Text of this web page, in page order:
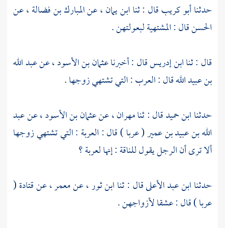
حدثناأبو كريبقال : ثناابن يمان، عنالمبارك بن فضالة، عن
الحسنقال : المشتهية لبعولتهن .
قال : ثناابن إدريسقال : أخبرناعثمان بن الأسود، عنعبد الله
بن عبيد اللهقال : العرب : التي تشتهي زوجها .
حدثناابن حميدقال : ثنامهران، عنعثمان بن الأسود، عنعبد
الله بن عبيد بن عمير( عربا ) قال : العربة : التي تشتهي زوجها
ألا ترى أن الرجل يقول للناقة : إنها لعربة ؟
حدثناابن عبد الأعلىقال : ثناابن ثور، عنمعمر، عنقتادة(
عربا ) قال : عشقا لأزواجهن .